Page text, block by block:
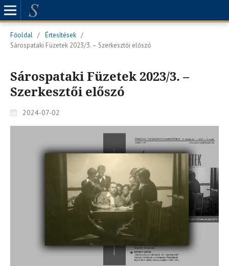
Főoldal / Értesítések /
Sárospataki Füzetek 2023/3. – Szerkesztői előszó
Sárospataki Füzetek 2023/3. –
Szerkesztői előszó
2024-07-02